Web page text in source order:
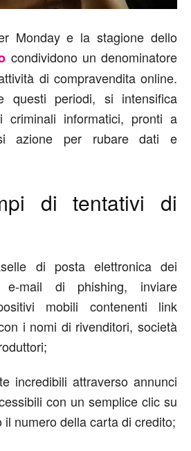
Monday e la stagione dello
condividono un denominatore
di compravendita online.
questi periodi, si intensifica
criminali informatici, pronti a
azione per rubare dati e
di tentativi di
di posta elettronica dei
e-mail di phishing, inviare
mobili contenenti link
i nomi di rivenditori, società
incredibili attraverso annunci
con un semplice clic su
il numero della carta di credito;